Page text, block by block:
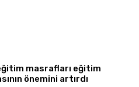
masrafları eğitim
önemini artırdı